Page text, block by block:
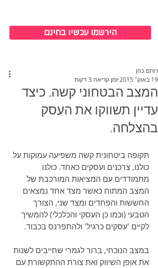
הירשמו עכשיו בחינם
המצב הבטחוני קשה. כיצד
עדיין תשווקו את העסק
בהצלחה.
רותם כהן
19 באוק׳ 2015
זמן קריאה 3 דקות
תקופה ביטחונית קשה משפיעה עמוקות על
כולנו, צרכנים ועסקים כאחד. כולנו
מתמודדים עם המציאות המורכבת של
המצב המתוח כאשר מצד אחד נמצאים
החששות והפחדים ומצד שני, הצורך
הטבעי (וכמו כן העסקי והכלכלי) להמשיך
לקיים 'עסקים כרגיל' ולהתפרנס בכבוד.
במצב הנוכחי, ברור לגמרי שחייבים לשנות
את אופן השיווק ואת צורת ההתקשורת עם